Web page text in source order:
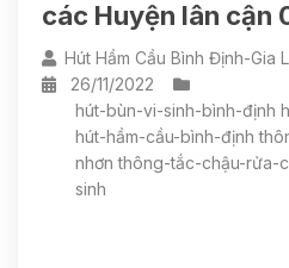
các Huyện lân cận
Hút Hầm Cầu Bình Định-Gia
26/11/2022
hút-bùn-vi-sinh-bình-định
hút-hầm-cầu-bình-định
nhơn thông-tắc-chậu-rửa-
sinh